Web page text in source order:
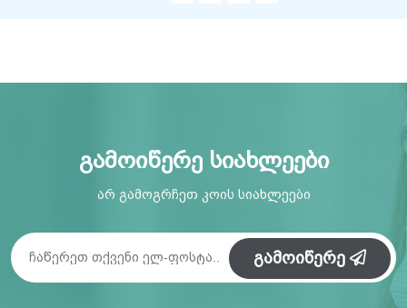
გამოიწერე სიახლეები
არ გამოგრჩეთ კოის სიახლეები
გამოიწერე